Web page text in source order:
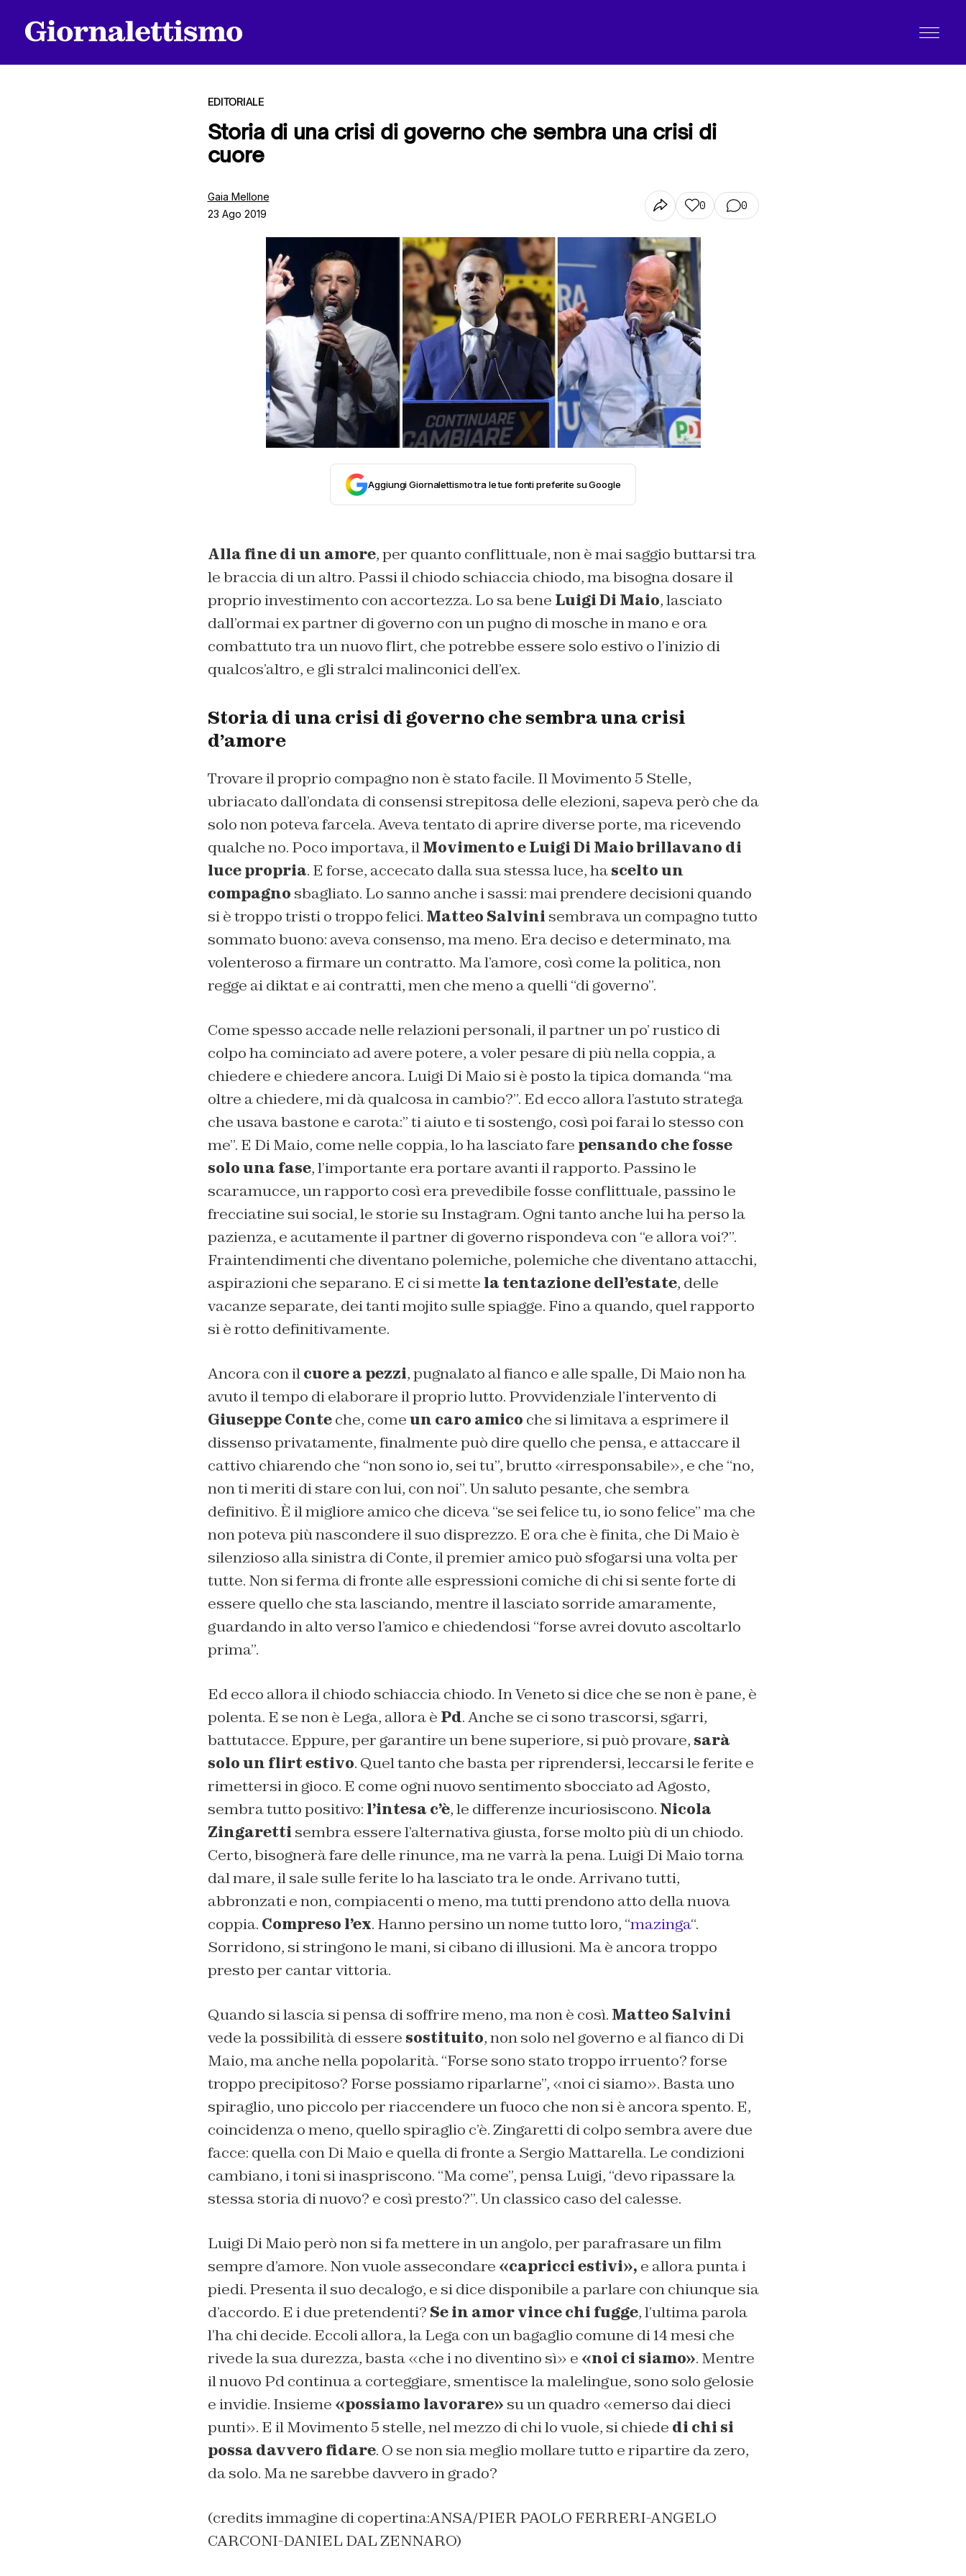
EDITORIALE
Storia di una crisi di governo che sembra una crisi di
cuore
Gaia Mellone
23 Ago 2019
0 0
Aggiungi Giornalettismo tra le tue fonti preferite su Google
Alla fine di un amore, per quanto conflittuale, non è mai saggio buttarsi tra
le braccia di un altro. Passi il chiodo schiaccia chiodo, ma bisogna dosare il
proprio investimento con accortezza. Lo sa bene Luigi Di Maio, lasciato
dall’ormai ex partner di governo con un pugno di mosche in mano e ora
combattuto tra un nuovo flirt, che potrebbe essere solo estivo o l’inizio di
qualcos’altro, e gli stralci malinconici dell’ex.
Storia di una crisi di governo che sembra una crisi
d’amore
Trovare il proprio compagno non è stato facile. Il Movimento 5 Stelle,
ubriacato dall’ondata di consensi strepitosa delle elezioni, sapeva però che da
solo non poteva farcela. Aveva tentato di aprire diverse porte, ma ricevendo
qualche no. Poco importava, ilMovimento e Luigi Di Maio brillavano di
luce propria. E forse, accecato dalla sua stessa luce, hascelto un
compagno sbagliato. Lo sanno anche i sassi: mai prendere decisioni quando
si è troppo tristi o troppo felici. Matteo Salvini sembrava un compagno tutto
sommato buono: aveva consenso, ma meno. Era deciso e determinato, ma
volenteroso a firmare un contratto. Ma l’amore, così come la politica, non
regge ai diktat e ai contratti, men che meno a quelli “di governo”.
Come spesso accade nelle relazioni personali, il partner un po’ rustico di
colpo ha cominciato ad avere potere, a voler pesare di più nella coppia, a
chiedere e chiedere ancora. Luigi Di Maio si è posto la tipica domanda “ma
oltre a chiedere, mi dà qualcosa in cambio?”. Ed ecco allora l’astuto stratega
che usava bastone e carota:” ti aiuto e ti sostengo, così poi farai lo stesso con
me”. E Di Maio, come nelle coppia, lo ha lasciato fare pensando che fosse
solo una fase, l’importante era portare avanti il rapporto. Passino le
scaramucce, un rapporto così era prevedibile fosse conflittuale, passino le
frecciatine sui social, le storie su Instagram. Ogni tanto anche lui ha perso la
pazienza, e acutamente il partner di governo rispondeva con “e allora voi?”.
Fraintendimenti che diventano polemiche, polemiche che diventano attacchi,
aspirazioni che separano. E ci si mette la tentazione dell’estate, delle
vacanze separate, dei tanti mojito sulle spiagge. Fino a quando, quel rapporto
si è rotto definitivamente.
Ancora con ilcuore a pezzi, pugnalato al fianco e alle spalle, Di Maio non ha
avuto il tempo di elaborare il proprio lutto. Provvidenziale l’intervento di
Giuseppe Conteche, comeun caro amico che si limitava a esprimere il
dissenso privatamente, finalmente può dire quello che pensa, e attaccare il
cattivo chiarendo che “non sono io, sei tu”, brutto «irresponsabile», e che “no,
non ti meriti di stare con lui, con noi”. Un saluto pesante, che sembra
definitivo. È il migliore amico che diceva “se sei felice tu, io sono felice” ma che
non poteva più nascondere il suo disprezzo. E ora che è finita, che Di Maio è
silenzioso alla sinistra di Conte, il premier amico può sfogarsi una volta per
tutte. Non si ferma di fronte alle espressioni comiche di chi si sente forte di
essere quello che sta lasciando, mentre il lasciato sorride amaramente,
guardando in alto verso l’amico e chiedendosi “forse avrei dovuto ascoltarlo
prima”.
Ed ecco allora il chiodo schiaccia chiodo. In Veneto si dice che se non è pane, è
polenta. E se non è Lega, allora è Pd. Anche se ci sono trascorsi, sgarri,
battutacce. Eppure, per garantire un bene superiore, si può provare, sarà
solo un flirt estivo. Quel tanto che basta per riprendersi, leccarsi le ferite e
rimettersi in gioco. E come ogni nuovo sentimento sbocciato ad Agosto,
sembra tutto positivo: l’intesa c’è, le differenze incuriosiscono. Nicola
Zingaretti sembra essere l’alternativa giusta, forse molto più di un chiodo.
Certo, bisognerà fare delle rinunce, ma ne varrà la pena. Luigi Di Maio torna
dal mare, il sale sulle ferite lo ha lasciato tra le onde. Arrivano tutti,
abbronzati e non, compiacenti o meno, ma tutti prendono atto della nuova
coppia. Compreso l’ex. Hanno persino un nome tutto loro, “mazinga“.
Sorridono, si stringono le mani, si cibano di illusioni. Ma è ancora troppo
presto per cantar vittoria.
Quando si lascia si pensa di soffrire meno, ma non è così. Matteo Salvini
vede la possibilità di essere sostituito, non solo nel governo e al fianco di Di
Maio, ma anche nella popolarità. “Forse sono stato troppo irruento? forse
troppo precipitoso? Forse possiamo riparlarne”, «noi ci siamo». Basta uno
spiraglio, uno piccolo per riaccendere un fuoco che non si è ancora spento. E,
coincidenza o meno, quello spiraglio c’è. Zingaretti di colpo sembra avere due
facce: quella con Di Maio e quella di fronte a Sergio Mattarella. Le condizioni
cambiano, i toni si inaspriscono. “Ma come”, pensa Luigi, “devo ripassare la
stessa storia di nuovo? e così presto?”. Un classico caso del calesse.
Luigi Di Maio però non si fa mettere in un angolo, per parafrasare un film
sempre d’amore. Non vuole assecondare «capricci estivi», e allora punta i
piedi. Presenta il suo decalogo, e si dice disponibile a parlare con chiunque sia
d’accordo. E i due pretendenti? Se in amor vince chi fugge, l’ultima parola
l’ha chi decide. Eccoli allora, la Lega con un bagaglio comune di 14 mesi che
rivede la sua durezza, basta «che i no diventino sì» e «noi ci siamo». Mentre
il nuovo Pd continua a corteggiare, smentisce la malelingue, sono solo gelosie
e invidie. Insieme «possiamo lavorare» su un quadro «emerso dai dieci
punti». E il Movimento 5 stelle, nel mezzo di chi lo vuole, si chiede di chi si
possa davvero fidare. O se non sia meglio mollare tutto e ripartire da zero,
da solo. Ma ne sarebbe davvero in grado?
(credits immagine di copertina:ANSA/PIER PAOLO FERRERI-ANGELO
CARCONI-DANIEL DAL ZENNARO)